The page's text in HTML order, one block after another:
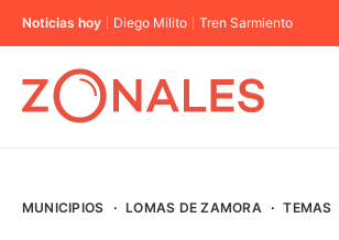
Noticias hoy Diego Milito Tren Sarmiento
MUNICIPIOS · LOMAS DE ZAMORA · TEMAS